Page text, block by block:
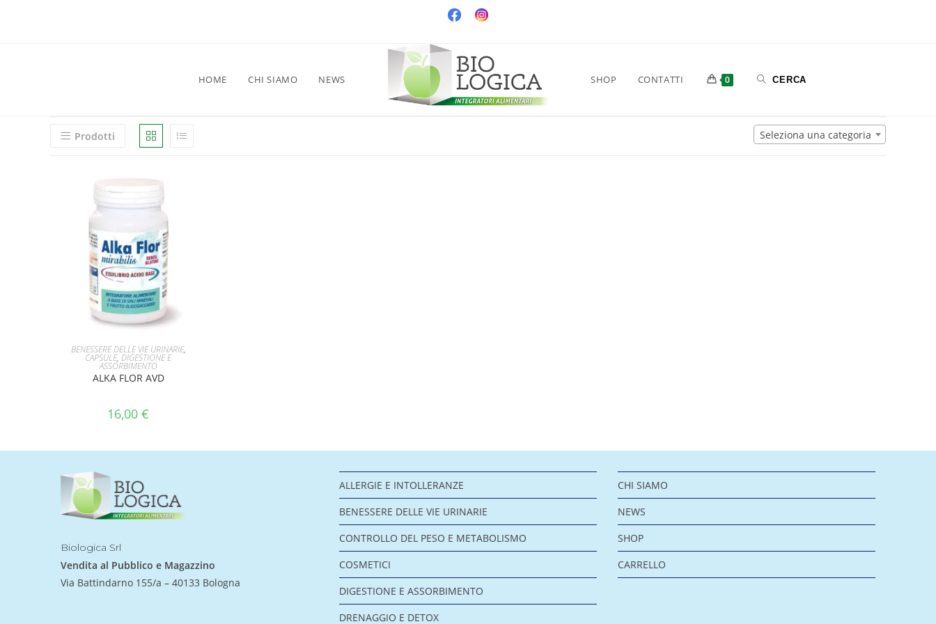
HOME CHI SIAMO NEWS SHOP CONTATTI 0
Seleziona una categoria
Prodotti
AGGIUNGI AL CARRELLO
BENESSERE DELLE VIE URINARIE,
CAPSULE, DIGESTIONE E
ASSORBIMENTO
ALKA FLOR AVD
16,00 €
Biologica Srl
Vendita al Pubblico e Magazzino
Via Battindarno 155/a – 40133 Bologna
ALLERGIE E INTOLLERANZE
BENESSERE DELLE VIE URINARIE
CONTROLLO DEL PESO E METABOLISMO
COSMETICI
DIGESTIONE E ASSORBIMENTO
DRENAGGIO E DETOX
CHI SIAMO
NEWS
SHOP
CARRELLO